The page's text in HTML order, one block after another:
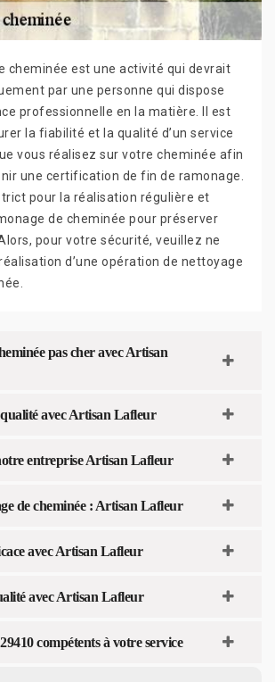
cheminée est une activité qui devrait
par une personne qui dispose
professionnelle en la matière. Il est
la fiabilité et la qualité d’un service
vous réalisez sur votre cheminée afin
une certification de fin de ramonage.
pour la réalisation régulière et
de cheminée pour préserver
pour votre sécurité, veuillez ne
d’une opération de nettoyage
pas cher avec Artisan
avec Artisan Lafleur
entreprise Artisan Lafleur
de cheminée : Artisan Lafleur
avec Artisan Lafleur
avec Artisan Lafleur
compétents à votre service